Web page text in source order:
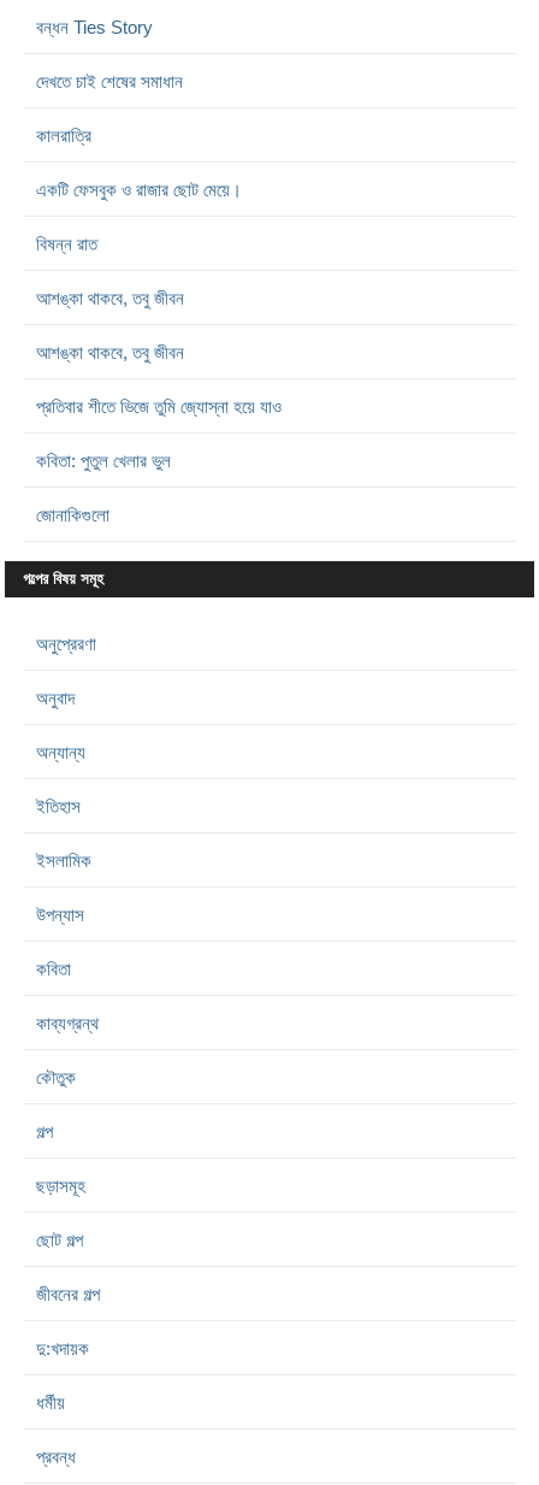
বন্ধন Ties Story
দেখতে চাই শেষের সমাধান
কালরাত্রি
একটি ফেসবুক ও রাজার ছোট মেয়ে।
বিষন্ন রাত
আশঙ্কা থাকবে, তবু জীবন
আশঙ্কা থাকবে, তবু জীবন
প্রতিবার শীতে ভিজে তুমি জ্যোস্না হয়ে যাও
কবিতা: পুতুল খেলার ভুল
জোনাকিগুলো
গল্পের বিষয় সমূহ
অনুপ্রেরণা
অনুবাদ
অন্যান্য
ইতিহাস
ইসলামিক
উপন্যাস
কবিতা
কাব্যগ্রন্থ
কৌতুক
গল্প
ছড়াসমূহ
ছোট গল্প
জীবনের গল্প
দু:খদায়ক
ধর্মীয়
প্রবন্ধ